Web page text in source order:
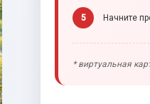
5 Начните
* виртуальная